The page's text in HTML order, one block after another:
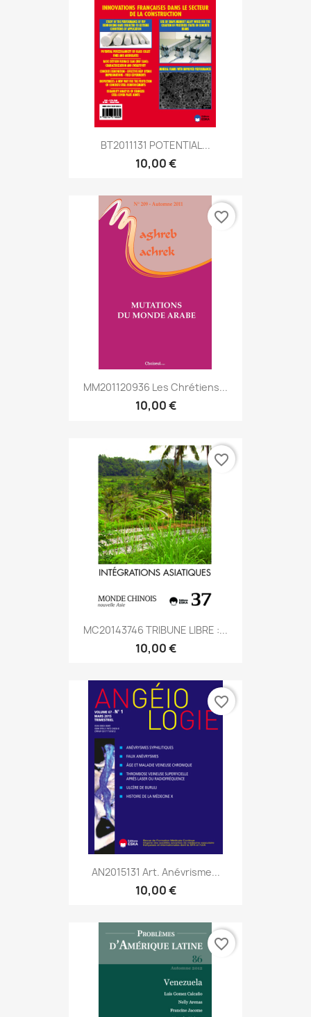
BT2011131 POTENTIAL...
10,00 €
MM201120936 Les Chrétiens...
10,00 €
favorite_border
MC20143746 TRIBUNE LIBRE :...
10,00 €
favorite_border
AN2015131 Art. Anévrisme...
10,00 €
favorite_border
favorite_border